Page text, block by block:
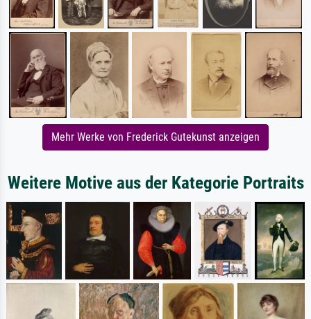
Mehr Werke von Frederick Gutekunst anzeigen
Weitere Motive aus der Kategorie Portraits